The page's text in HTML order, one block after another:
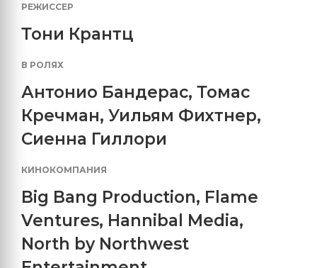
РЕЖИССЕР
Тони Крантц
В РОЛЯХ
Антонио Бандерас, Томас
Кречман, Уильям Фихтнер,
Сиенна Гиллори
КИНОКОМПАНИЯ
Big Bang Production, Flame
Ventures, Hannibal Media,
North by Northwest